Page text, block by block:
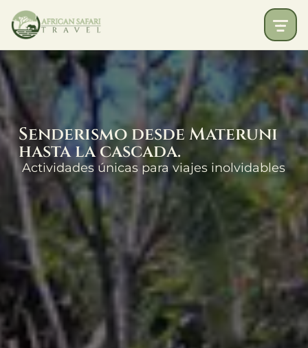
Senderismo desde Materuni
hasta la cascada.
Actividades únicas para viajes inolvidables